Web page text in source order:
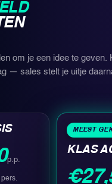
om je een idee te geven.
— sales stelt je uitje
p.p.
pers.
MEEST
KLAS